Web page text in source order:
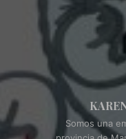
Somos una